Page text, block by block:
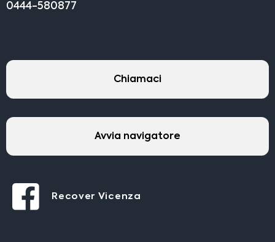
0444-580877
Chiamaci
Avvia navigatore
Recover Vicenza